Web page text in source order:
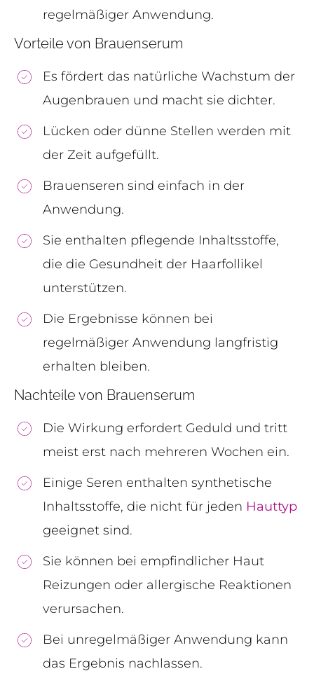
regelmäßiger Anwendung.
Vorteile von Brauenserum
Es fördert das natürliche Wachstum der
Augenbrauen und macht sie dichter.
Lücken oder dünne Stellen werden mit
der Zeit aufgefüllt.
Brauenseren sind einfach in der
Anwendung.
Sie enthalten pflegende Inhaltsstoffe,
die die Gesundheit der Haarfollikel
unterstützen.
Die Ergebnisse können bei
regelmäßiger Anwendung langfristig
erhalten bleiben.
Nachteile von Brauenserum
Die Wirkung erfordert Geduld und tritt
meist erst nach mehreren Wochen ein.
Einige Seren enthalten synthetische
Inhaltsstoffe, die nicht für jeden Hauttyp
geeignet sind.
Sie können bei empfindlicher Haut
Reizungen oder allergische Reaktionen
verursachen.
Bei unregelmäßiger Anwendung kann
das Ergebnis nachlassen.